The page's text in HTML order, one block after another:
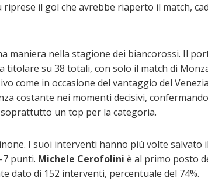
il gol che avrebbe riaperto il match,
maniera nella stagione dei biancorossi. Il
titolare su 38 totali, con solo il match di
come in occasione del vantaggio del
costante nei momenti decisivi,
un top per la categoria.
I suoi interventi hanno più volte salvato
punti. Michele Cerofolini è al primo posto
dato di 152 interventi, percentuale del 74%.